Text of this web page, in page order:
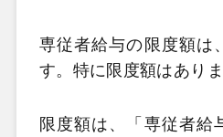
専従者給与の限度額は
す。特に限度額はありま
限度額は、「専従者給